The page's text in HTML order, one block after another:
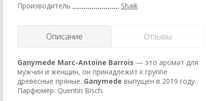
Производитель Shaik
Описание Отзывы
Ganymede Marc-Antoine Barrois — это аромат для
мужчин и женщин, он принадлежит к группе
древесные пряные. Ganymede выпущен в 2019 году.
Парфюмер: Quentin Bisch.